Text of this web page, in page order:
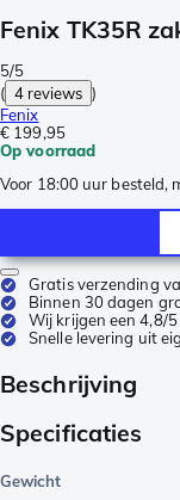
Fenix TK35R
5/5
( 4 reviews )
Fenix
€ 199,95
Op voorraad
Voor 18:00 uur besteld,
Gratis verzending
Binnen 30 dagen
Wij krijgen een 4,8/
Snelle levering uit
Beschrijving
Specificaties
Gewicht